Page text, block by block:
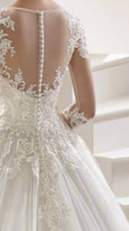
海外リゾー
カ